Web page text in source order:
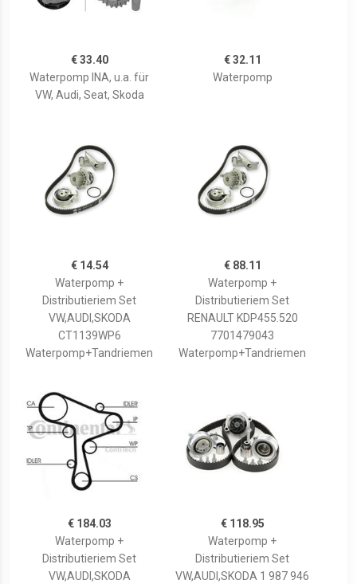
€ 33.40
Waterpomp INA, u.a. für
VW, Audi, Seat, Skoda
€ 32.11
Waterpomp
€ 14.54
Waterpomp +
Distributieriem Set
VW,AUDI,SKODA
CT1139WP6
Waterpomp+Tandriemen
€ 88.11
Waterpomp +
Distributieriem Set
RENAULT KDP455.520
7701479043
Waterpomp+Tandriemen
€ 184.03
Waterpomp +
Distributieriem Set
VW,AUDI,SKODA
€ 118.95
Waterpomp +
Distributieriem Set
VW,AUDI,SKODA 1 987 946